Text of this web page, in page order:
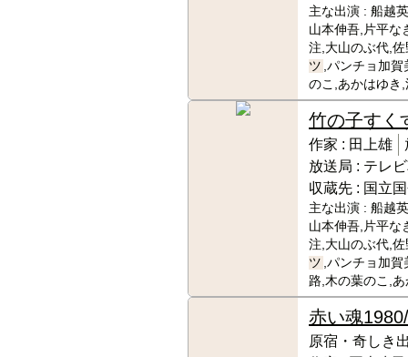
主な出演 : 船越
山本伸吾,片平な
注,大山のぶ代,
ツ ,パンチョ加
のこ,あかはゆき
竹の子すく
作家 : 田上雄
放送局 : テレ
収蔵先 : 国立
主な出演 : 船越
山本伸吾,片平な
注,大山のぶ代,
ツ ,パンチョ加
路,木の葉のこ,
赤い魂
原宿・奇しき